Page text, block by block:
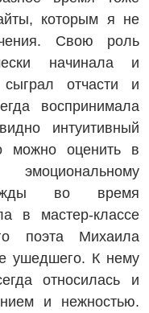
которым я не
Свою роль
начинала и
отчасти и
воспринимала
интуитивный
можно оценить в
во время
в мастер-классе
поэта Михаила
ушедшего. К нему
относилась и
и нежностью.